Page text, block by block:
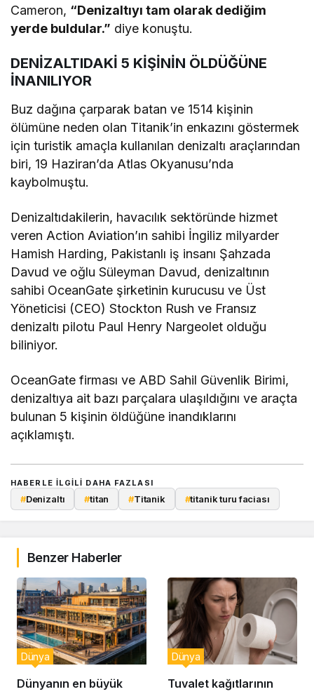
Cameron, “Denizaltıyı tam olarak dediğim
yerde buldular.” diye konuştu.
DENİZALTIDAKİ 5 KİŞİNİN ÖLDÜĞÜNE
İNANILIYOR
Buz dağına çarparak batan ve 1514 kişinin
ölümüne neden olan Titanik’in enkazını göstermek
için turistik amaçla kullanılan denizaltı araçlarından
biri, 19 Haziran’da Atlas Okyanusu’nda
kaybolmuştu.
Denizaltıdakilerin, havacılık sektöründe hizmet
veren Action Aviation’ın sahibi İngiliz milyarder
Hamish Harding, Pakistanlı iş insanı Şahzada
Davud ve oğlu Süleyman Davud, denizaltının
sahibi OceanGate şirketinin kurucusu ve Üst
Yöneticisi (CEO) Stockton Rush ve Fransız
denizaltı pilotu Paul Henry Nargeolet olduğu
biliniyor.
OceanGate firması ve ABD Sahil Güvenlik Birimi,
denizaltıya ait bazı parçalara ulaşıldığını ve araçta
bulunan 5 kişinin öldüğüne inandıklarını
açıklamıştı.
HABERLE ILGILI DAHA FAZLASI
#Denizaltı #titan #Titanik #titanik turu faciası
Benzer Haberler
Dünyanın en büyük
Dünya
Tuvalet kağıtlarının
Dünya